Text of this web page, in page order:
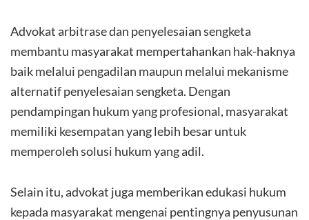
Advokat arbitrase dan penyelesaian sengketa
membantu masyarakat mempertahankan hak-haknya
baik melalui pengadilan maupun melalui mekanisme
alternatif penyelesaian sengketa. Dengan
pendampingan hukum yang profesional, masyarakat
memiliki kesempatan yang lebih besar untuk
memperoleh solusi hukum yang adil.
Selain itu, advokat juga memberikan edukasi hukum
kepada masyarakat mengenai pentingnya penyusunan